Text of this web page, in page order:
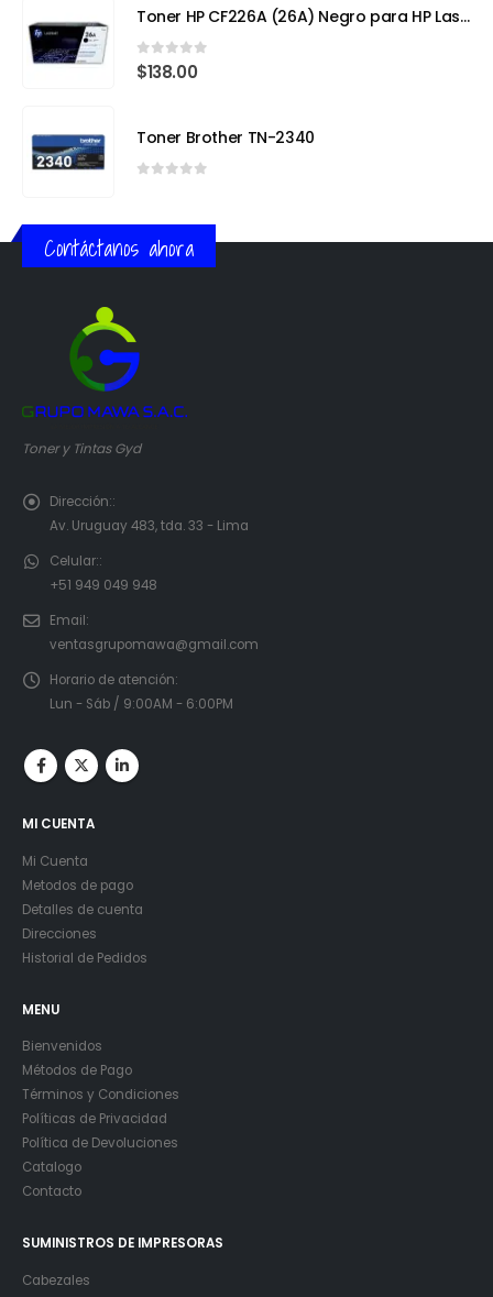
Toner HP CF226A (26A) Negro para HP LaserJet Pro M402
0out of 5
$138.00
Toner Brother TN-2340
Contáctanos ahora
Toner y Tintas Gyd
Dirección::
Av. Uruguay 483, tda. 33 - Lima
Celular::
+51 949 049 948
Email:
ventasgrupomawa@gmail.com
Horario de atención:
Lun - Sáb / 9:00AM - 6:00PM
MI CUENTA
Mi Cuenta
Metodos de pago
Detalles de cuenta
Direcciones
Historial de Pedidos
MENU
Bienvenidos
Métodos de Pago
Términos y Condiciones
Políticas de Privacidad
Política de Devoluciones
Catalogo
Contacto
SUMINISTROS DE IMPRESORAS
Cabezales